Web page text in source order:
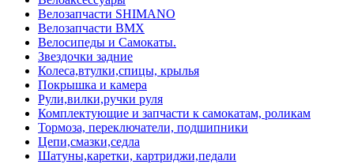
Велозапчасти SHIMANO
Велозапчасти BMX
Велосипеды и Самокаты.
Звездочки задние
Колеса,втулки,спицы, крылья
Покрышка и камера
Рули,вилки,ручки руля
Комплектующие и запчасти к самокатам, роликам
Тормоза, переключатели, подшипники
Цепи,смазки,седла
Шатуны,каретки, картриджи,педали